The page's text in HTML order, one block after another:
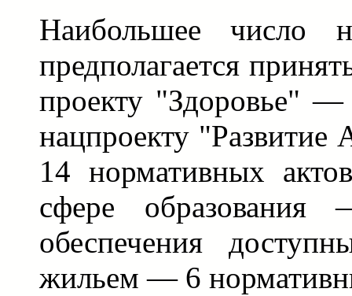
Наибольшее число
предполагается
проекту "Здоровье"
нацпроекту
14 нормативных
сфере
обеспечения
жильем — 6